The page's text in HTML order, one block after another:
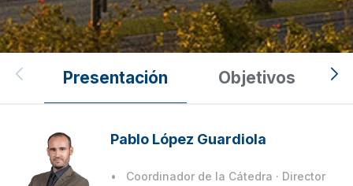
Cátedra Telefónica
Innovación y emprendimiento
en la era digital
Presentación Objetivos
Pablo López Guardiola
Coordinador de la Cátedra · Director